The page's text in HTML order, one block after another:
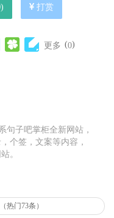
热情的双手。努力吧，
而成为天才的。愿你日
，勇敢向前冲吧!开启一
尽的财宝;你懂得珍爱生
，祝你在未来的日子里
不断都喜爱你。喜爱你
。
) 打赏
更多 (0)
句子吧掌柜全新网站，
个签，文案等内容，
。
热门73条）